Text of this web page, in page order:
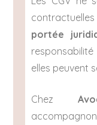
portée
elles peuvent
Chez